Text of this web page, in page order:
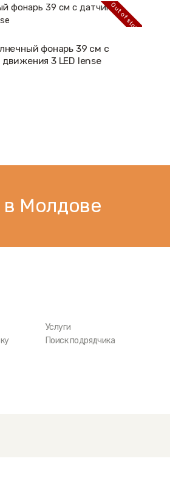
Out of stock
Подробнеефонарь 39 см с
3 LED lense
в Молдове
Услуги
Поиск подрядчика